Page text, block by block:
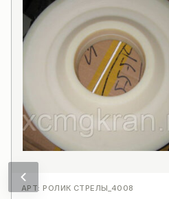
АРТ: РОЛИК СТРЕЛЫ_4008